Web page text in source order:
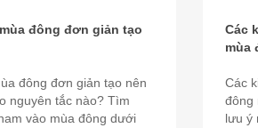
đông đơn giản tạo
đông đơn giản tạo nên
nguyên tắc nào? Tìm
vào mùa đông dưới
Các
mùa
Các
đông
lưu ý